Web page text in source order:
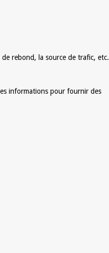
rebond, la source de trafic, etc.
informations pour fournir des